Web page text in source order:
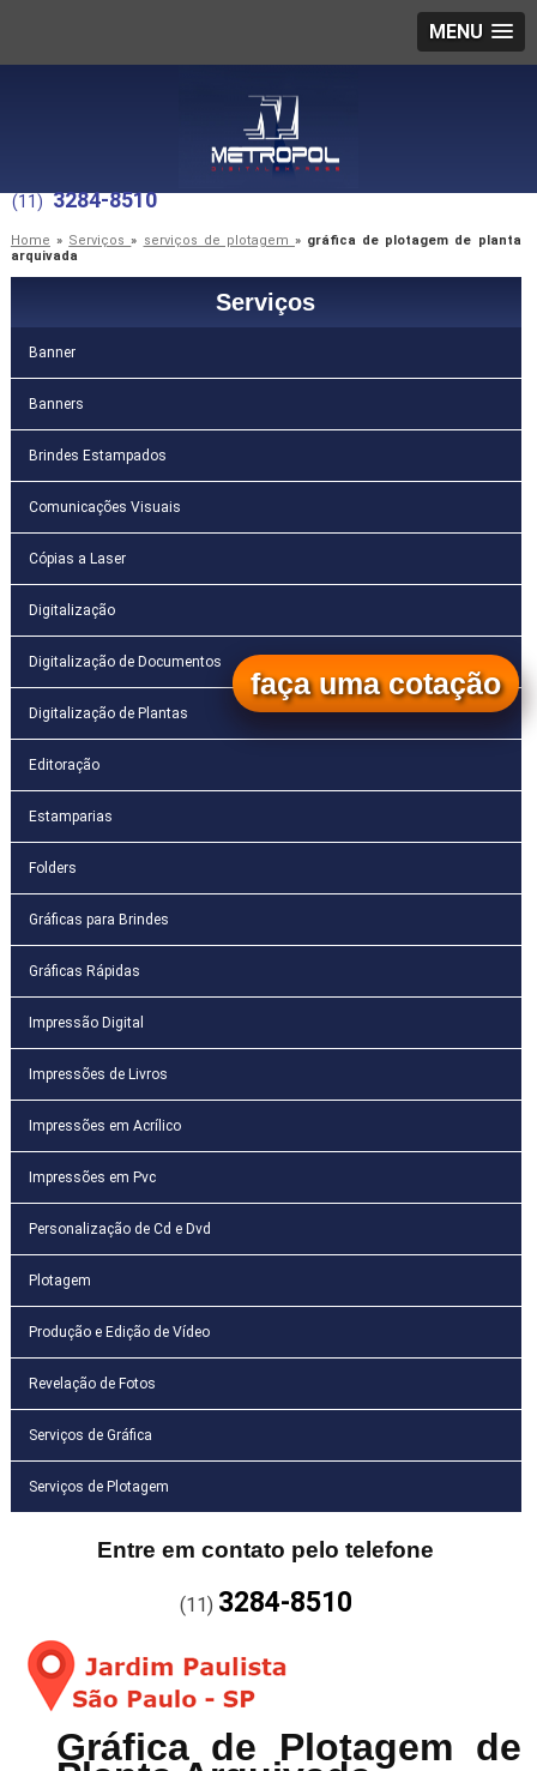
MENU
(11) 3284-8510
Home » Serviços» serviços de plotagem » gráfica de plotagem de planta
arquivada
Serviços
Banner
Banners
Brindes Estampados
Comunicações Visuais
Cópias a Laser
Digitalização
Digitalização de Documentos
Digitalização de Plantas
Editoração
Estamparias
Folders
Gráficas para Brindes
Gráficas Rápidas
Impressão Digital
Impressões de Livros
Impressões em Acrílico
Impressões em Pvc
Personalização de Cd e Dvd
Plotagem
Produção e Edição de Vídeo
Revelação de Fotos
Serviços de Gráfica
Serviços de Plotagem
Entre em contato pelo telefone
(11) 3284-8510
Gráfica de Plotagem de
faça uma cotação